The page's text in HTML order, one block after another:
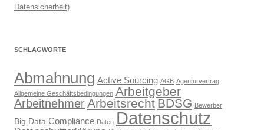
Datensicherheit)
SCHLAGWORTE
Abmahnung Active Sourcing AGB Agenturvertrag
Allgemeine Geschäftsbedingungen Arbeitgeber
ArbeitnehmerArbeitsrecht BDSG Bewerber
Big Data Compliance Daten Datenschutz